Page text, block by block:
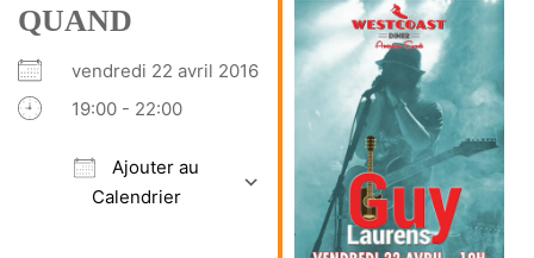
QUAND
vendredi 22 avril 2016
19:00 - 22:00
Ajouter au
Calendrier
Office 365Outlook Live